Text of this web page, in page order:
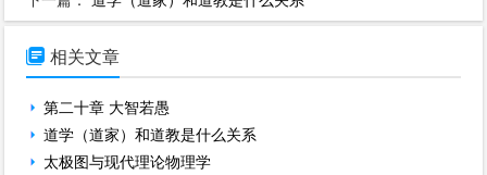
 相关文章
第二十章 大智若愚
道学（道家）和道教是什么关系
太极图与现代理论物理学